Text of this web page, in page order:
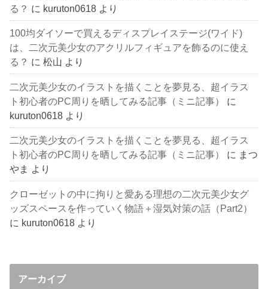
る？ に kuruton0618 より
100均ダイソーで買えるディスプレイステージ(ワイド)
は、二次元美少女のアクリルフィギュアを飾るのに使え
る？ に松山 より
二次元美少女のイラストを描くことを夢見る、超イラス
ト初心者のPC周りを晒してみる記事（ミニ記事）
に
kuruton0618 より
二次元美少女のイラストを描くことを夢見る、超イラス
ト初心者のPC周りを晒してみる記事（ミニ記事）
に まつ
やま より
クローゼットの中に拘りと愛ある理想の二次元美少女グ
ッズスペースを作っていく物語＋湿気対策の話（Part2）
に kuruton0618 より
アーカイブ